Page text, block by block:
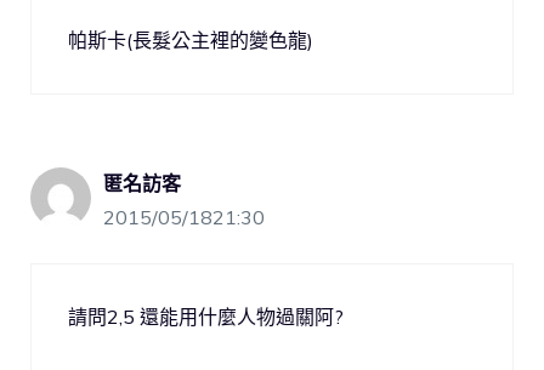
帕斯卡(長髮公主裡的變色龍)
匿名訪客
2015/05/1821:30
請問2,5 還能用什麼人物過關阿?